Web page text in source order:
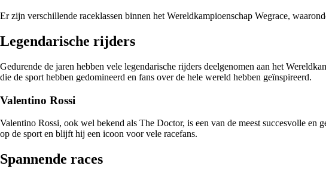
Er zijn verschillende raceklassen binnen het Wereldkampioenschap Wegrace,
Legendarische rijders
Gedurende de jaren hebben vele legendarische rijders deelgenomen aan het
die de sport hebben gedomineerd en fans over de hele wereld hebben geïnspireerd.
Valentino Rossi
Valentino Rossi, ook wel bekend als The Doctor, is een van de meest succesvolle
op de sport en blijft hij een icoon voor vele racefans.
Spannende races